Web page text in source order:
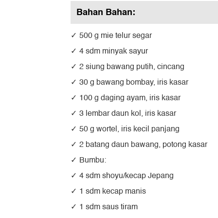
Bahan Bahan:
500 g mie telur segar
4 sdm minyak sayur
2 siung bawang putih, cincang
30 g bawang bombay, iris kasar
100 g daging ayam, iris kasar
3 lembar daun kol, iris kasar
50 g wortel, iris kecil panjang
2 batang daun bawang, potong kasar
Bumbu:
4 sdm shoyu/kecap Jepang
1 sdm kecap manis
1 sdm saus tiram